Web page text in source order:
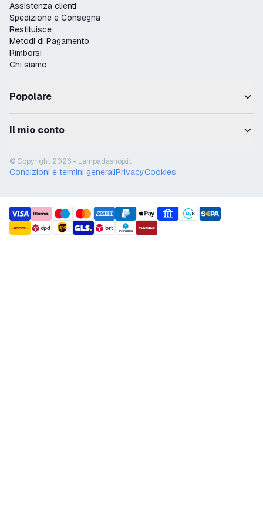
Assistenza clienti
Spedizione e Consegna
Restituisce
Metodi di Pagamento
Rimborsi
Chi siamo
Popolare
Il mio conto
© Copyright 2026 - Lampadashop.it
Condizioni e termini generaliPrivacyCookies
payment methods
shipment methods